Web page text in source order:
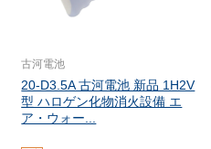
古河電池
20-D3.5A 古河電池 新品 1H2V
型 ハロゲン化物消火設備 エ
ア・ウォー...